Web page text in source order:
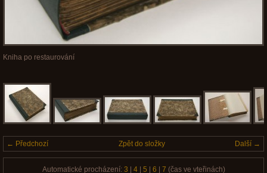
Kniha po restaurování
← Předchozí Další →
Zpět do složky
Automatické procházení: 3 4| 5 6 7 (čas ve vteřinách)